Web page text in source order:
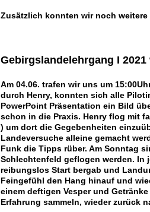
Zusätzlich konnten wir noch
Gebirgslandelehrgang I
Am 04.06. trafen wir uns um
durch Henry, konnten sich alle
PowerPoint Präsentation ein Bild
schon in die Praxis. Henry flog mit
) um dort die Gegebenheiten
Landeversuche alleine gemacht
Funk die Tipps rüber. Am Sonntag
Schlechtenfeld geflogen werden. In
reibungslos Start bergab und
Feingefühl den Hang hinauf und
einem deftigen Vesper und
Erfahrung sammeln, wieder zurück